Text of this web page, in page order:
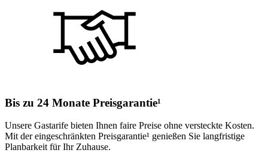
Bis zu 24 Monate Preisgarantie¹
Unsere Gastarife bieten Ihnen faire Preise ohne versteckte Kosten.
Mit der eingeschränkten Preisgarantie¹ genießen Sie langfristige
Planbarkeit für Ihr Zuhause.